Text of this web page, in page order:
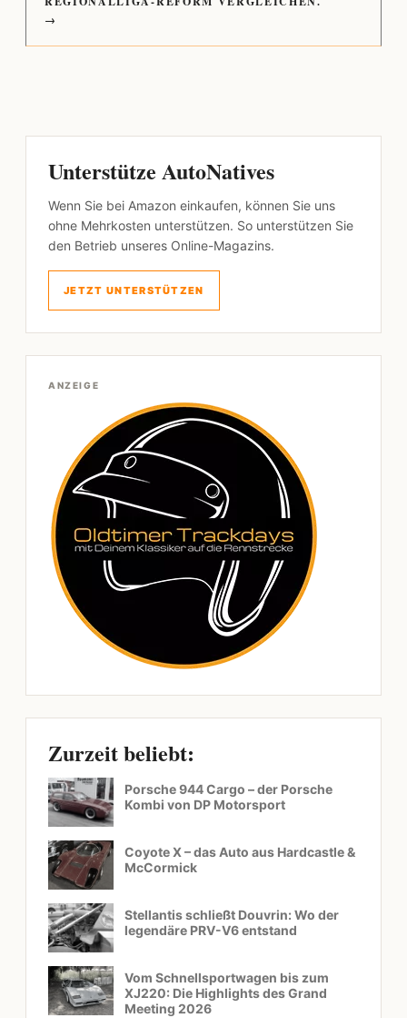
→
Unterstütze AutoNatives
Wenn Sie bei Amazon einkaufen, können Sie uns
ohne Mehrkosten unterstützen. So unterstützen Sie
den Betrieb unseres Online-Magazins.
JETZT UNTERSTÜTZEN
ANZEIGE
Zurzeit beliebt:
Porsche 944 Cargo – der Porsche
Kombi von DP Motorsport
Coyote X – das Auto aus Hardcastle &
McCormick
Stellantis schließt Douvrin: Wo der
legendäre PRV-V6 entstand
Vom Schnellsportwagen bis zum
XJ220: Die Highlights des Grand
Meeting 2026